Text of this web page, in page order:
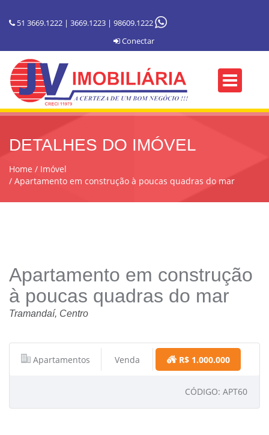
51 3669.1222 | 3669.1223 | 98609.1222
Conectar
DETALHES DO IMÓVEL
Home
Imóvel
Apartamento em construção à poucas quadras do mar
Apartamento em construção
à poucas quadras do mar
Tramandaí, Centro
Apartamentos Venda R$ 1.000.000
CÓDIGO: APT60